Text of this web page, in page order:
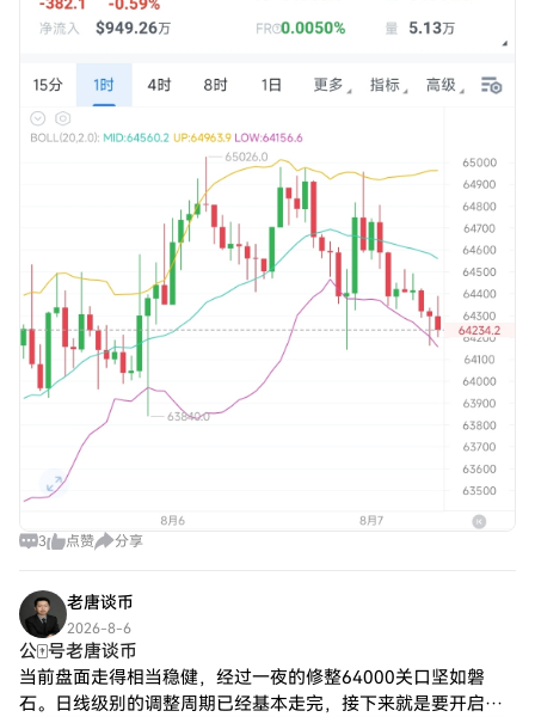
3 点赞 分享
老唐谈币
2026-8-6
公🀄️号老唐谈币
当前盘面走得相当稳健，经过一夜的修整64000关口坚如磐
石。日线级别的调整周期已经基本走完，接下来就是要开启二